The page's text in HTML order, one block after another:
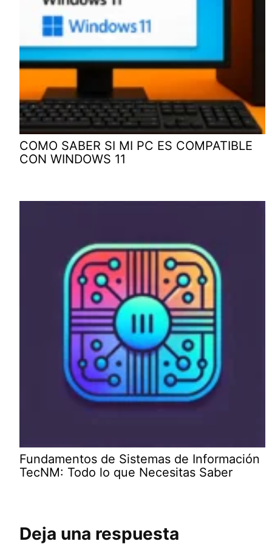
COMO SABER SI MI PC ES COMPATIBLE
CON WINDOWS 11
Fundamentos de Sistemas de Información
TecNM: Todo lo que Necesitas Saber
Deja una respuesta